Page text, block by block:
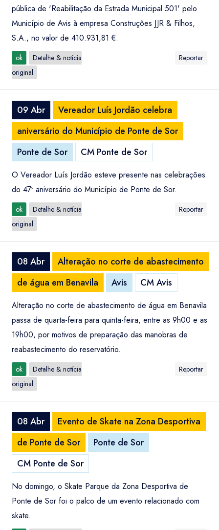
pública de 'Reabilitação da Estrada Municipal 501' pelo
Município de Avis à empresa Construções JJR & Filhos,
S.A., no valor de 410.931,81 €.
ok
Detalhe & notícia
original
Reportar
09 Abr
Vereador Luís Jordão celebra
aniversário do Município de Ponte de Sor
Ponte de Sor
CM Ponte de Sor
O Vereador Luís Jordão esteve presente nas celebrações
do 47º aniversário do Município de Ponte de Sor.
ok
Detalhe & notícia
original
Reportar
08 Abr
Alteração no corte de abastecimento
de água em Benavila
Avis CM Avis
Alteração no corte de abastecimento de água em Benavila
passa de quarta-feira para quinta-feira, entre as 9h00 e as
19h00, por motivos de preparação das manobras de
reabastecimento do reservatório.
ok
Detalhe & notícia
original
Reportar
08 Abr
Evento de Skate na Zona Desportiva
de Ponte de Sor
Ponte de Sor
CM Ponte de Sor
No domingo, o Skate Parque da Zona Desportiva de
Ponte de Sor foi o palco de um evento relacionado com
skate.